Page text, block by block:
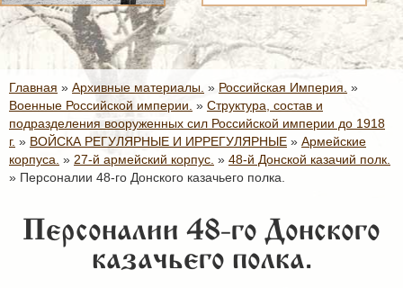
Главная » Архивные материалы. » Российская Империя. »
Военные Российской империи. » Структура, состав и
подразделения вооруженных сил Российской империи до 1918
г. » ВОЙСКА РЕГУЛЯРНЫЕ И ИРРЕГУЛЯРНЫЕ » Армейские
корпуса. » 27-й армейский корпус. » 48-й Донской казачий полк.
» Персоналии 48-го Донского казачьего полка.
Персоналии 48-го Донского
казачьего полка.